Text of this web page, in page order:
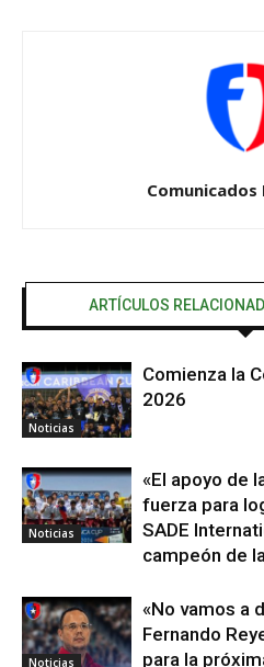
Comunicados
ARTÍCULOS
Noticias
Comienza la
2026
Noticias
«El apoyo de
fuerza para
SADE
campeón de
Noticias
«No vamos a
Fernando
para la